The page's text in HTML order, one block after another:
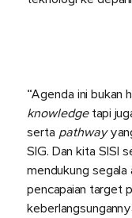
“Agenda ini bukan
knowledgetapi
serta pathway
SIG. Dan kita SISI
mendukung
pencapaian target